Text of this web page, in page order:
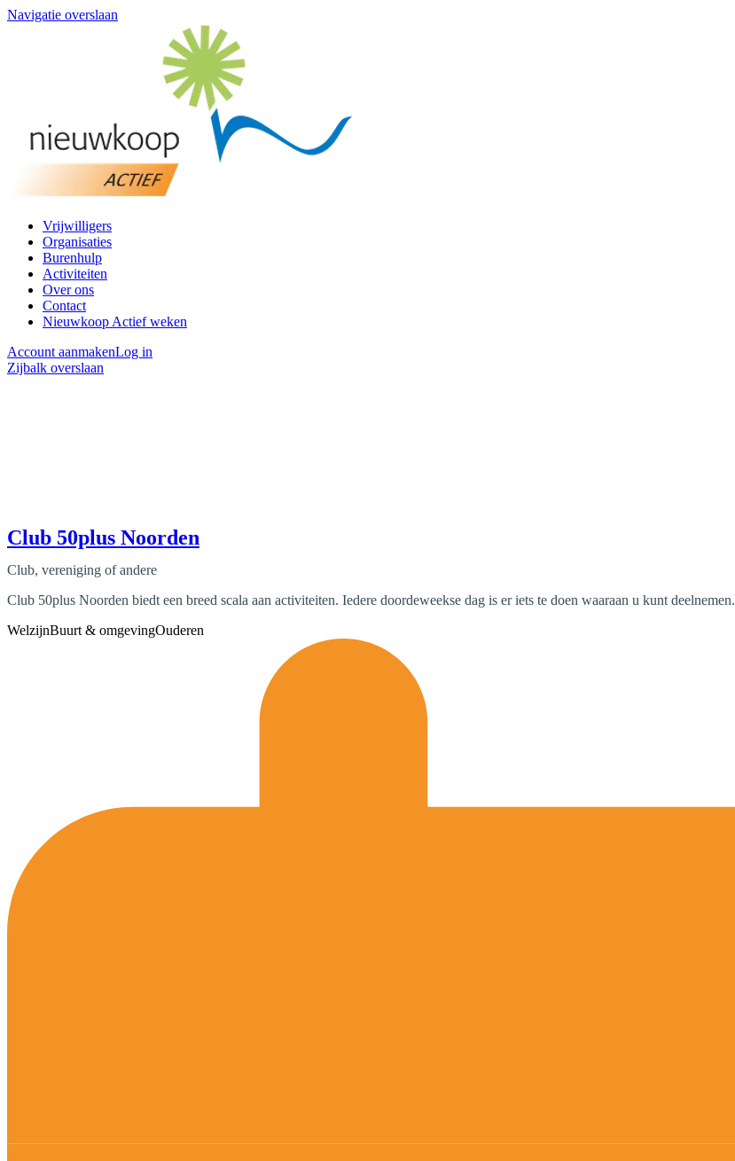
Navigatie overslaan
Vrijwilligers
Organisaties
Burenhulp
Activiteiten
Over ons
Contact
Nieuwkoop Actief weken
Account aanmakenLog in
Zijbalk overslaan
Club 50plus Noorden
Club, vereniging of andere
Club 50plus Noorden biedt een breed scala aan activiteiten. Iedere doordeweekse dag is er iets te doen waaraan u kunt deelnemen.
WelzijnBuurt & omgevingOuderen